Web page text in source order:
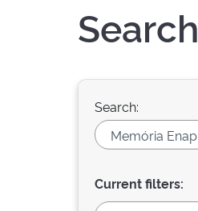
Search
Search:
Current filters: